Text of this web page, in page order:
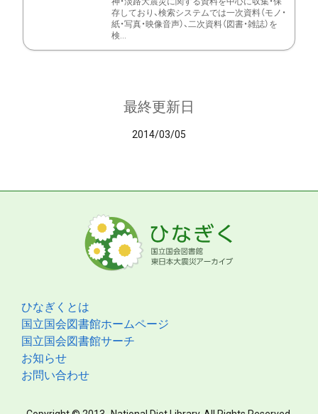
存しており、検索システムでは一次資料（モノ・
紙・写真・映像音声）、二次資料（図書・雑誌）を
検...
最終更新日
2014/03/05
ひなぎくとは
国立国会図書館ホームページ
国立国会図書館サーチ
お知らせ
お問い合わせ